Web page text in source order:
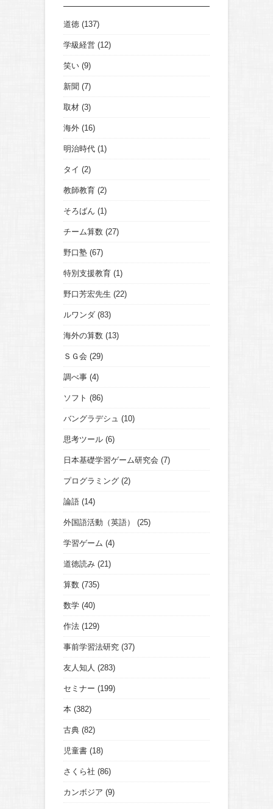
道徳 (137)
学級経営 (12)
笑い (9)
新聞 (7)
取材 (3)
海外 (16)
明治時代 (1)
タイ (2)
教師教育 (2)
そろばん (1)
チーム算数 (27)
野口塾 (67)
特別支援教育 (1)
野口芳宏先生 (22)
ルワンダ (83)
海外の算数 (13)
ＳＧ会 (29)
調べ事 (4)
ソフト (86)
バングラデシュ (10)
思考ツール (6)
日本基礎学習ゲーム研究会 (7)
プログラミング (2)
論語 (14)
外国語活動（英語） (25)
学習ゲーム (4)
道徳読み (21)
算数 (735)
数学 (40)
作法 (129)
事前学習法研究 (37)
友人知人 (283)
セミナー (199)
本 (382)
古典 (82)
児童書 (18)
さくら社 (86)
カンボジア (9)